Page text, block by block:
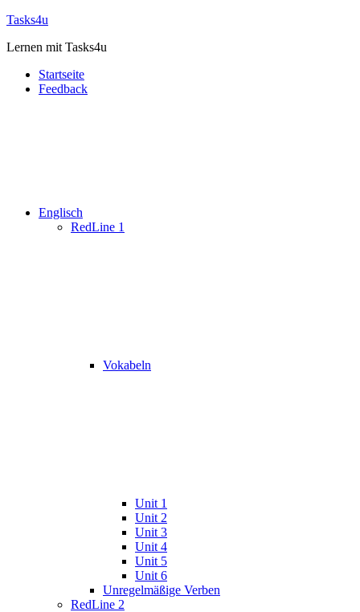
Zum
springen
Tasks4u
Lernen mit Tasks4u
Startseite
Feedback
Englisch
RedLine 1
Vokabeln
Unit 1
Unit 2
Unit 3
Unit 4
Unit 5
Unit 6
Unregelmäßige Verben
RedLine 2